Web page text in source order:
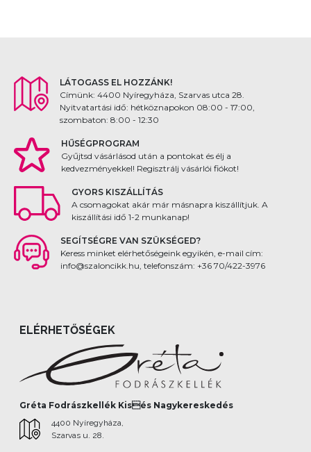
LÁTOGASS EL HOZZÁNK!
Címünk: 4400 Nyíregyháza, Szarvas utca 28.
Nyitvatartási idő: hétköznapokon 08:00 - 17:00,
szombaton: 8:00 - 12:30
HŰSÉGPROGRAM
Gyűjtsd vásárlásod után a pontokat és élj a
kedvezményekkel! Regisztrálj vásárlói fiókot!
GYORS KISZÁLLÍTÁS
A csomagokat akár már másnapra kiszállítjuk. A
kiszállítási idő 1-2 munkanap!
SEGÍTSÉGRE VAN SZÜKSÉGED?
Keress minket elérhetőségeink egyikén, e-mail cím:
info@szaloncikk.hu, telefonszám: +36 70/422-3976
ELÉRHETŐSÉGEK
Gréta Fodrászkellék Kisés Nagykereskedés
4400 Nyíregyháza,
Szarvas u. 28.